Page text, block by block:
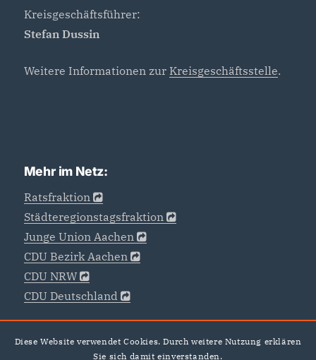
Kreisgeschäftsführer:
Stefan Dussin
Weitere Informationen zur Kreisgeschäftsstelle.
Mehr im Netz:
Ratsfraktion
Städteregionstagsfraktion
Junge Union Aachen
CDU Bezirk Aachen
CDU NRW
CDU Deutschland
Diese Website verwendet Cookies. Durch weitere Nutzung erklären
Sie sich damit einverstanden.